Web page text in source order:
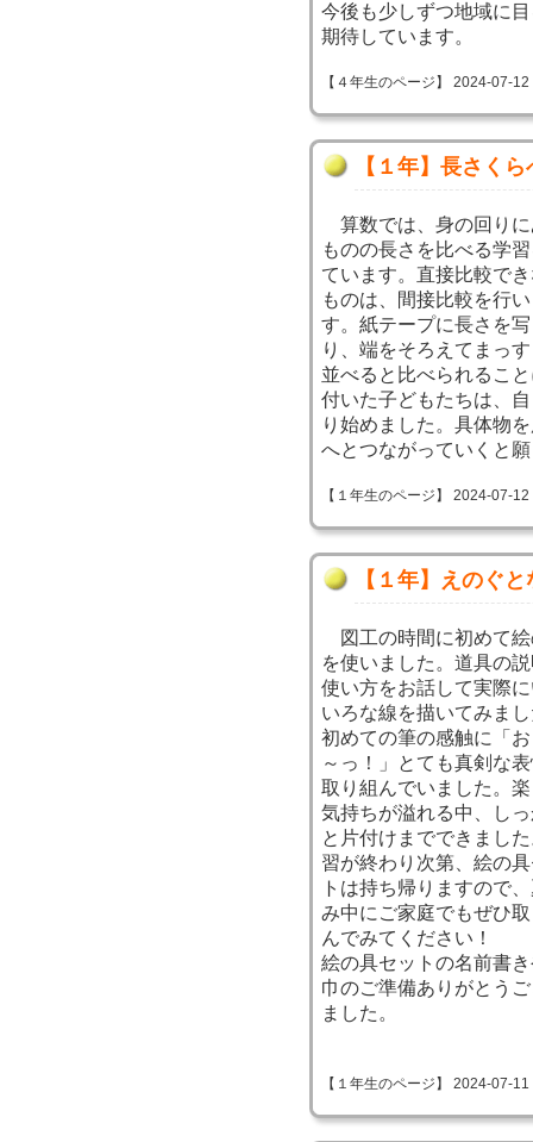
今後も少しずつ地域に
期待しています。
【４年生のページ】 2024-07-
【１年】長さくら
算数では、身の回りに
ものの長さを比べる学
ています。直接比較で
ものは、間接比較を行
す。紙テープに長さを
り、端をそろえてまっ
並べると比べられるこ
付いた子どもたちは、
り始めました。具体物
へとつながっていくと
【１年生のページ】 2024-07-
【１年】えのぐ
図工の時間に初めて絵
を使いました。道具の
使い方をお話して実際
いろな線を描いてみま
初めての筆の感触に「
～っ！」とても真剣な
取り組んでいました。
気持ちが溢れる中、し
と片付けまでできまし
習が終わり次第、絵の
トは持ち帰りますので
み中にご家庭でもぜひ
んでみてください！
絵の具セットの名前書
巾のご準備ありがとう
ました。
【１年生のページ】 2024-07-